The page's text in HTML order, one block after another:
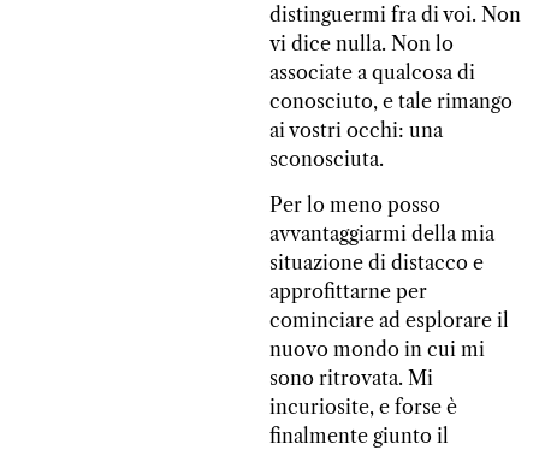
distinguermi fra di voi. Non
vi dice nulla. Non lo
associate a qualcosa di
conosciuto, e tale rimango
ai vostri occhi: una
sconosciuta.
Per lo meno posso
avvantaggiarmi della mia
situazione di distacco e
approfittarne per
cominciare ad esplorare il
nuovo mondo in cui mi
sono ritrovata. Mi
incuriosite, e forse è
finalmente giunto il